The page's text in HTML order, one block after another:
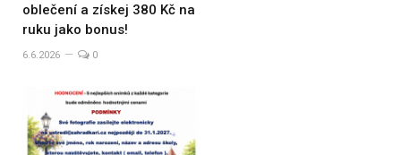
oblečení a získej 380 Kč na
ruku jako bonus!
6.6.2026 0